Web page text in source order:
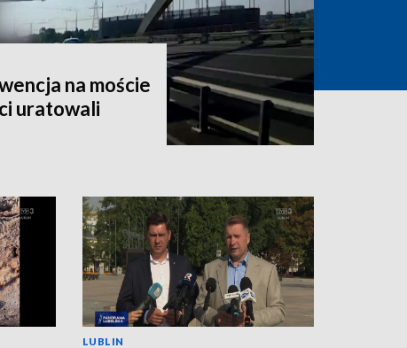
na moście
uratowali
LUBLIN